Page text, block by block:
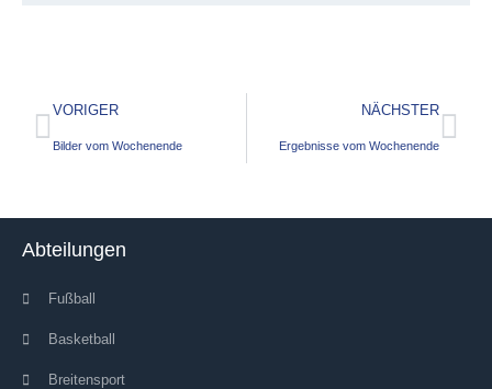
VORIGER
Bilder vom Wochenende
NÄCHSTER
Ergebnisse vom Wochenende
Abteilungen
Fußball
Basketball
Breitensport